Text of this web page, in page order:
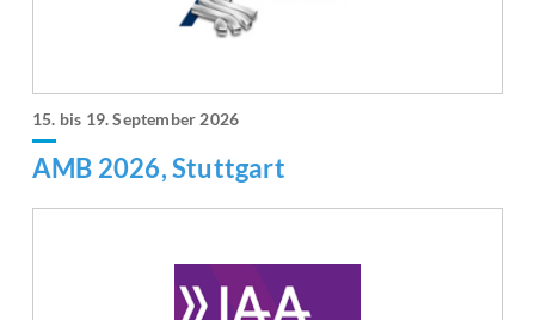
15. bis 19. September 2026
AMB 2026, Stuttgart